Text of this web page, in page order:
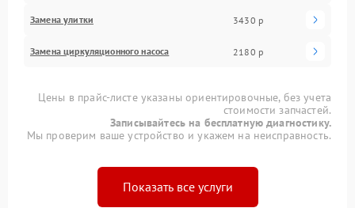
Замена улитки 3430 р
Замена циркуляционного насоса 2180 р
Цены в прайс-листе указаны ориентировочные, без учета
стоимости запчастей.
Записывайтесь на бесплатную диагностику.
Мы проверим ваше устройство и укажем на неисправность.
Показать все услуги